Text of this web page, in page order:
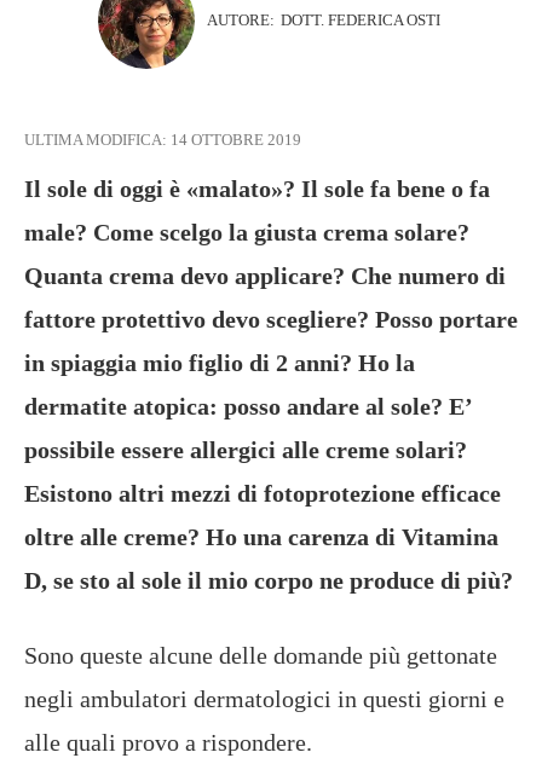
AUTORE: DOTT. FEDERICA OSTI
ULTIMA MODIFICA: 14 OTTOBRE 2019
Il sole di oggi è «malato»? Il sole fa bene o fa
male? Come scelgo la giusta crema solare?
Quanta crema devo applicare? Che numero di
fattore protettivo devo scegliere? Posso portare
in spiaggia mio figlio di 2 anni? Ho la
dermatite atopica: posso andare al sole? E’
possibile essere allergici alle creme solari?
Esistono altri mezzi di fotoprotezione efficace
oltre alle creme? Ho una carenza di Vitamina
D, se sto al sole il mio corpo ne produce di più?
Sono queste alcune delle domande più gettonate
negli ambulatori dermatologici in questi giorni e
alle quali provo a rispondere.